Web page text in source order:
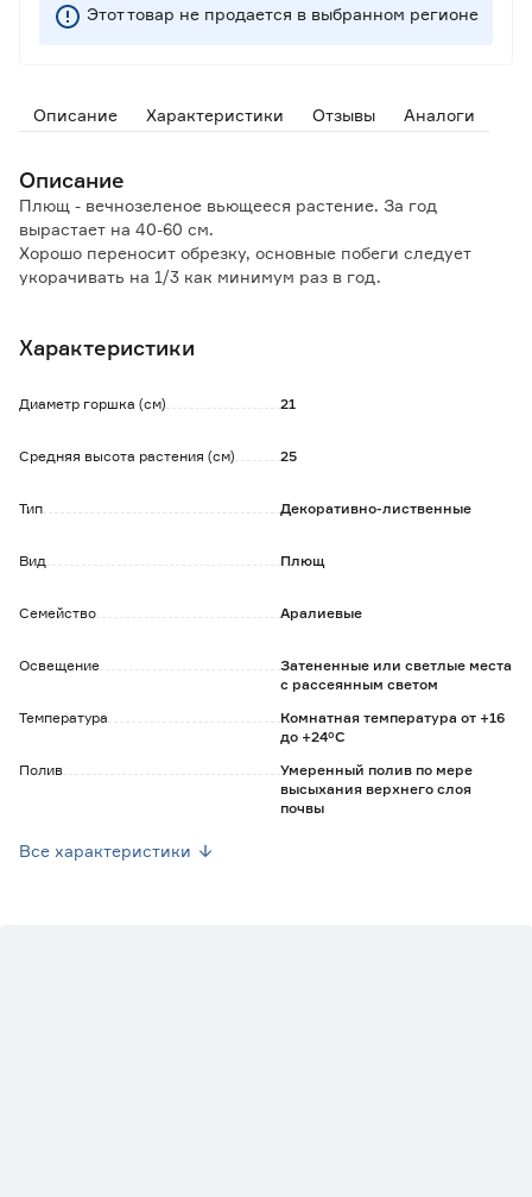
Этот товар не продается в выбранном регионе
Описание Характеристики Отзывы Аналоги
Описание
Плющ - вечнозеленое вьющееся растение. За год
вырастает на 40-60 см.
Хорошо переносит обрезку, основные побеги следует
укорачивать на 1/3 как минимум раз в год.
Нуждается в подкормках, подойдет универсальное
Характеристики
Диаметр горшка (см) 21
Средняя высота растения (см) 25
Тип Декоративно-лиственные
Вид Плющ
Семейство Аралиевые
Освещение
Затененные или светлые места
с рассеянным светом
Температура
Комнатная температура от +16
до +24°C
Полив
Умеренный полив по мере
высыхания верхнего слоя
почвы
Все характеристики